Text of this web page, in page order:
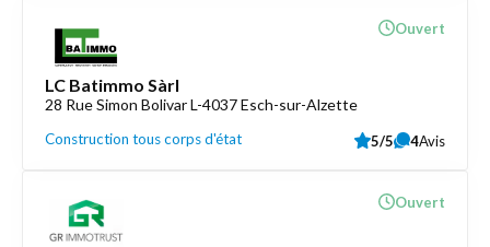
LC Batimmo Sàrl
28 Rue Simon Bolivar L-4037 Esch-sur-Alzette
Construction tous corps d'état
Ouvert
5/5 4Avis
Ouvert